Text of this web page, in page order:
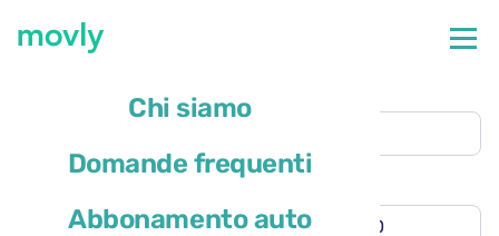
Chi siamo
Domande frequenti
Abbonamento auto
Riconsegna in luogo diverso